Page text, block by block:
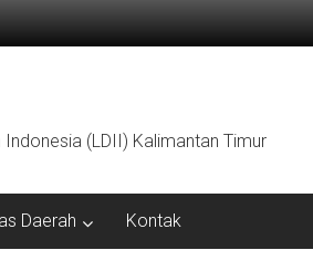
(LDII) Kalimantan Timur
Daerah Kontak